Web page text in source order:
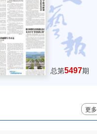
总第5497期
更多